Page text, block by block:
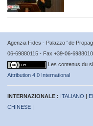
Agenzia Fides - Palazzo “de
06-69880115 - Fax +39-06-
Les contenus du
Attribution 4.0 International
INTERNAZIONALE : ITALIANO |
CHINESE |